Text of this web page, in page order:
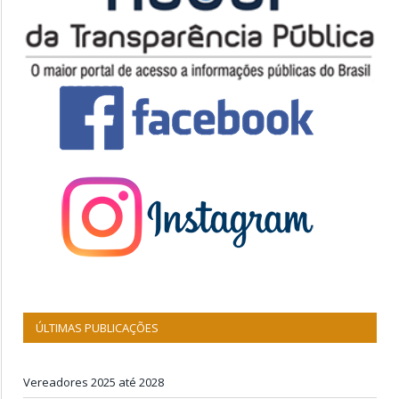
ÚLTIMAS PUBLICAÇÕES
Vereadores 2025 até 2028